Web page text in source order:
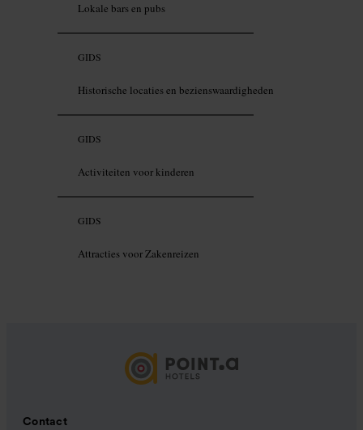
Lokale bars en pubs
GIDS
Historische locaties en bezienswaardigheden
GIDS
Activiteiten voor kinderen
GIDS
Attracties voor Zakenreizen
Contact